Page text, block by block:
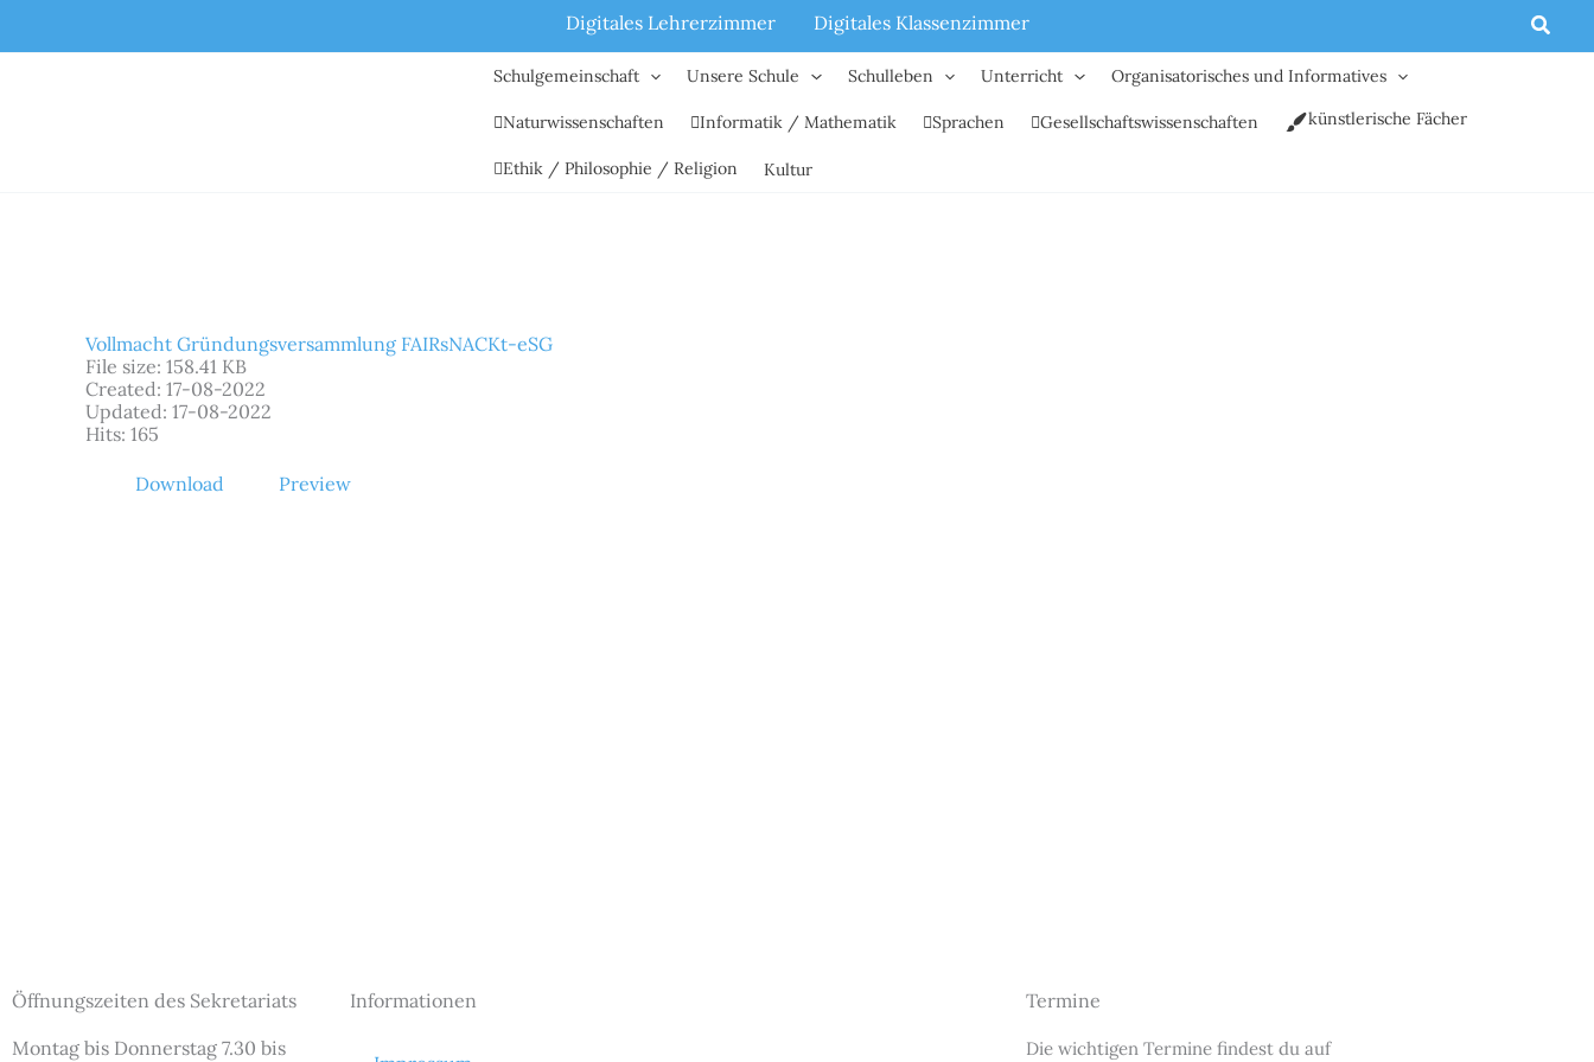
springen
Digitales Lehrerzimmer Digitales Klassenzimmer
Schulgemeinschaft Unsere Schule Schulleben Unterricht Organisatorisches und Informatives
Naturwissenschaften Informatik / Mathematik Sprachen Gesellschaftswissenschaften künstlerische Fächer
Ethik / Philosophie / Religion Kultur
Vollmacht Gründungsversammlung FAIRsNACKt-eSG
File size: 158.41 KB
Created: 17-08-2022
Updated: 17-08-2022
Hits: 165
Download Preview
Öffnungszeiten des Sekretariats
Montag bis Donnerstag 7.30 bis
Informationen Termine
Die wichtigen Termine findest du auf